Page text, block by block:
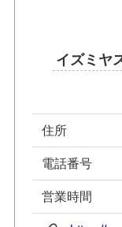
イズミヤ
住所
電話番号
営業時間